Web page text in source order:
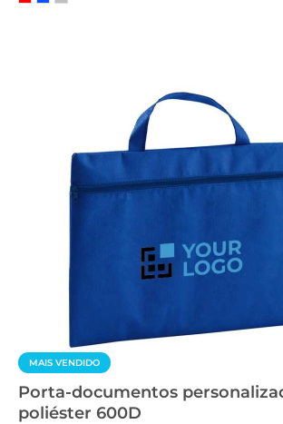
MAIS VENDIDO
Porta-documentos
poliéster 600D